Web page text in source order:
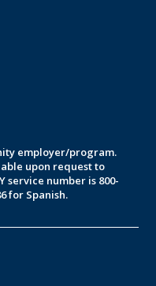
employer/program.
upon request to
number is 800-
for Spanish.